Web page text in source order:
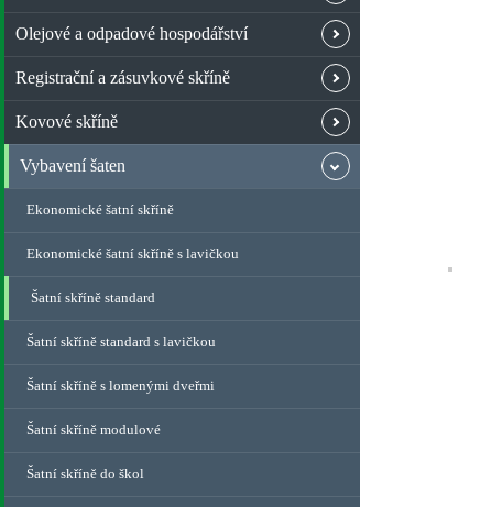
Olejové a odpadové hospodářství
Registrační a zásuvkové skříně
Kovové skříně
Vybavení šaten
Ekonomické šatní skříně
Ekonomické šatní skříně s lavičkou
Šatní skříně standard
Šatní skříně standard s lavičkou
Šatní skříně s lomenými dveřmi
Šatní skříně modulové
Šatní skříně do škol